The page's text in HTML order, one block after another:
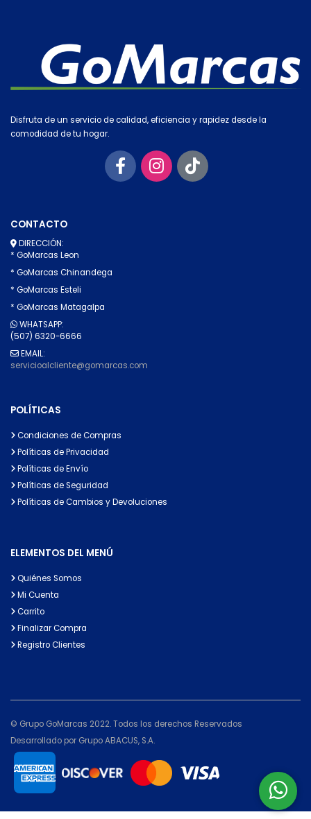
Disfruta de un servicio de calidad, eficiencia y rapidez desde la
comodidad de tu hogar.
CONTACTO
DIRECCIÓN:
* GoMarcas Leon
* GoMarcas Chinandega
* GoMarcas Esteli
* GoMarcas Matagalpa
WHATSAPP:
(507) 6320-6666
EMAIL:
servicioalcliente@gomarcas.com
POLÍTICAS
Condiciones de Compras
Políticas de Privacidad
Políticas de Envío
Políticas de Seguridad
Políticas de Cambios y Devoluciones
ELEMENTOS DEL MENÚ
Quiénes Somos
Mi Cuenta
Carrito
Finalizar Compra
Registro Clientes
© Grupo GoMarcas 2022. Todos los derechos Reservados
Desarrollado por Grupo ABACUS, S.A.